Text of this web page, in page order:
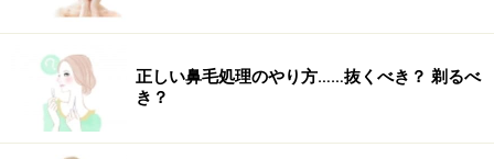
正しい鼻毛処理のやり方……抜くべき？ 剃るべ
き？